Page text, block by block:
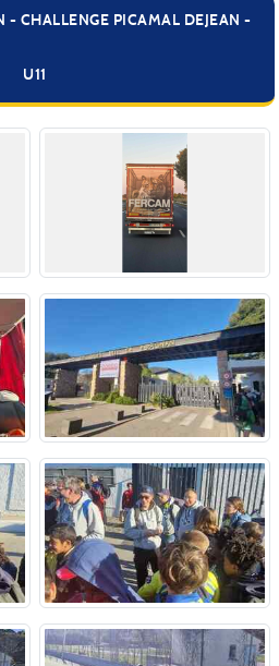
CHALLENGE PICAMAL DEJEAN -
U11
DANANCHY